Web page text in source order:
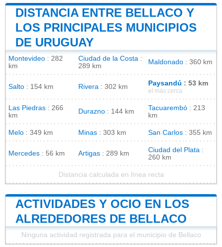
DISTANCIA ENTRE BELLACO Y
LOS PRINCIPALES MUNICIPIOS
DE URUGUAY
Montevideo : 282
km
Ciudad de la Costa :
289 km
Maldonado : 360 km
Salto : 154 km Rivera : 302 km Paysandú : 53 km
el más cerca
Las Piedras : 266
km
Durazno : 144 km Tacuarembó : 213
km
Melo : 349 km Minas : 303 km San Carlos : 355 km
Mercedes : 56 km Artigas : 289 km Ciudad del Plata :
260 km
Distancia calculada en línea recta
ACTIVIDADES Y OCIO EN LOS
ALREDEDORES DE BELLACO
Ninguna actividad registrada para el municipio de Bellaco